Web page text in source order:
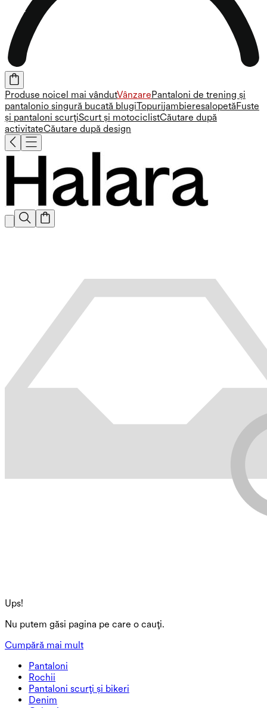
Produse noicel mai vândutVânzare Pantaloni de trening și
pantalonio singură bucată blugiTopurijambieresalopetă Fuste
și pantaloni scurțiScurt și motociclistCăutare după
activitateCăutare după design
Ups!
Nu putem găsi pagina pe care o cauți.
Cumpără mai mult
Pantaloni
Pantaloni
Joggere
Pantaloni de lucru
Rochii
Rochii
Rochii active
Pantaloni scurți și bikeri
Pantaloni scurți și bikeri
Denim